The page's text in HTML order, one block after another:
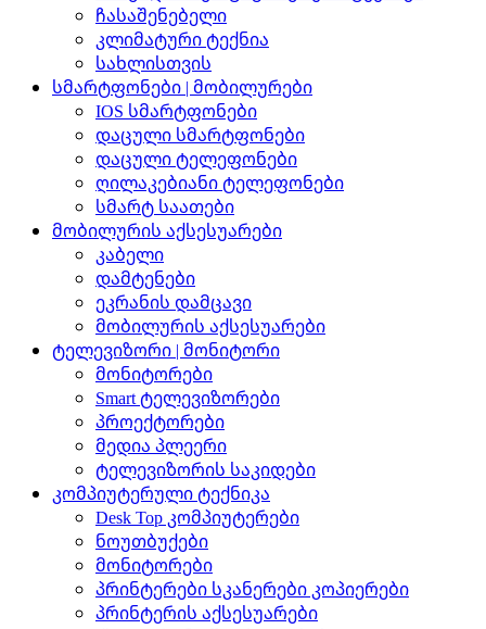
ჩასაშენებელი
კლიმატური ტექნია
სახლისთვის
სმარტფონები | მობილურები
IOS სმარტფონები
დაცული სმარტფონები
დაცული ტელეფონები
ღილაკებიანი ტელეფონები
სმარტ საათები
მობილურის აქსესუარები
კაბელი
დამტენები
ეკრანის დამცავი
მობილურის აქსესუარები
ტელევიზორი | მონიტორი
მონიტორები
Smart ტელევიზორები
პროექტორები
მედია პლეერი
ტელევიზორის საკიდები
კომპიუტერული ტექნიკა
Desk Top კომპიუტერები
ნოუთბუქები
მონიტორები
პრინტერები სკანერები კოპიერები
პრინტერის აქსესუარები